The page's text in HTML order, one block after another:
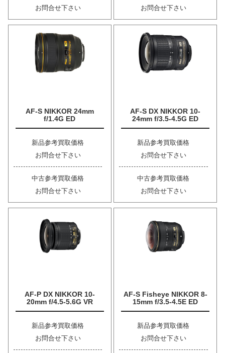
お問合せ下さい
お問合せ下さい
AF-S NIKKOR 24mm
f/1.4G ED
新品参考買取価格
お問合せ下さい
中古参考買取価格
お問合せ下さい
AF-S DX NIKKOR 10-
24mm f/3.5-4.5G ED
新品参考買取価格
お問合せ下さい
中古参考買取価格
お問合せ下さい
AF-P DX NIKKOR 10-
20mm f/4.5-5.6G VR
新品参考買取価格
お問合せ下さい
AF-S Fisheye NIKKOR 8-
15mm f/3.5-4.5E ED
新品参考買取価格
お問合せ下さい